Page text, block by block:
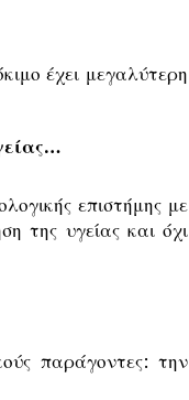
έχει μεγαλύτερη
επιστήμης με
της υγείας και όχι
παράγοντες: την